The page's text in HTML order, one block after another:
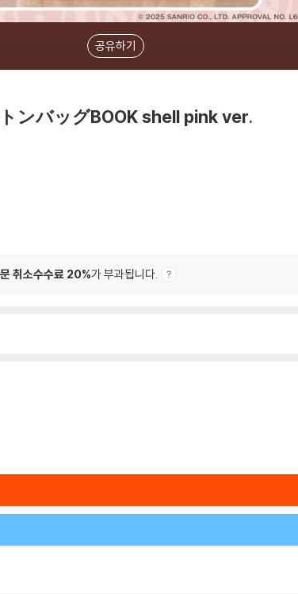
공유하기
ンバッグBOOK shell pink ver.
취소수수료 20%가 부과됩니다.